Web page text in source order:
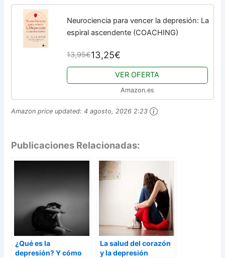
Neurociencia para vencer la depresión: La
espiral ascendente (COACHING)
13,95€13,25€
VER OFERTA
Amazon.es
Amazon price updated:4 agosto, 2026 2:23
Publicaciones Relacionadas:
¿Qué es la
depresión? Y cómo
La salud del corazón
y la depresión